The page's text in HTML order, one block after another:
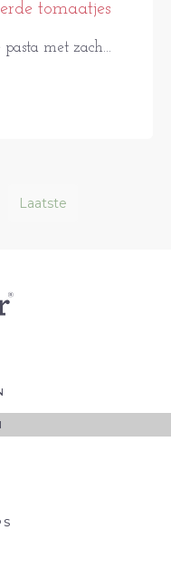
tomaatjes
met zach...
Laatste